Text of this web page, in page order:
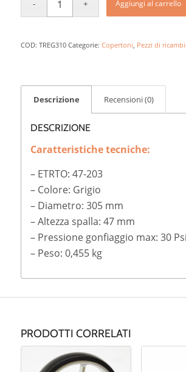
Aggiungi al carrello
COD: TREG310 Categorie: Copertoni, Pezzi di
Descrizione Recensioni (0)
DESCRIZIONE
Caratteristiche tecniche:
– ETRTO: 47-203
– Colore: Grigio
– Diametro: 305 mm
– Altezza spalla: 47 mm
– Pressione gonfiaggio max: 30
– Peso: 0,455 kg
PRODOTTI CORRELATI